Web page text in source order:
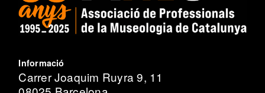
Informació
Carrer Joaquim Ruyra 9, 11